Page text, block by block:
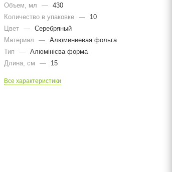
Объем, мл
— 430
Количество в упаковке —
10
Цвет — Серебряный
Материал
— Алюминиевая фольга
Тип
— Алюмінієва форма
Длина, cм
— 15
Все характеристики